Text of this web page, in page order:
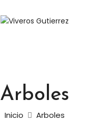
Arboles
Inicio Arboles